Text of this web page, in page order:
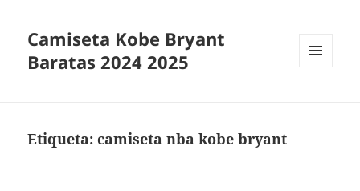
Camiseta Kobe Bryant
Baratas 2024 2025
Etiqueta:camiseta nba kobe bryant